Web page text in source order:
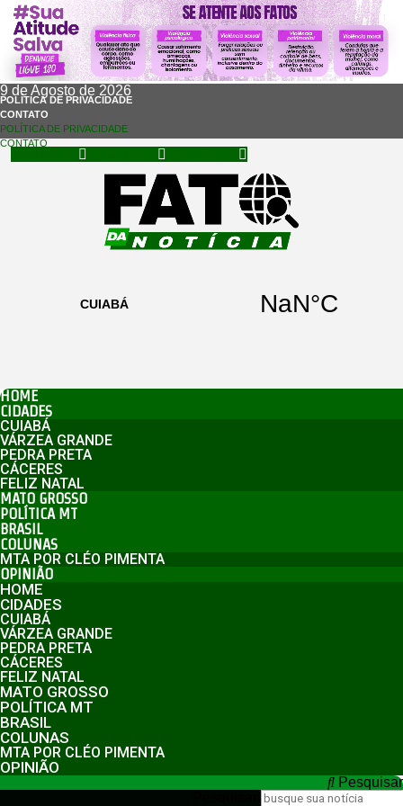
9 de Agosto de 2026
POLÍTICA DE PRIVACIDADE
CONTATO
POLÍTICA DE PRIVACIDADE
CONTATO
HOME
CIDADES
CUIABÁ
VÁRZEA GRANDE
PEDRA PRETA
CÁCERES
FELIZ NATAL
MATO GROSSO
POLÍTICA MT
BRASIL
COLUNAS
MTA POR CLÉO PIMENTA
OPINIÃO
HOME
CIDADES
CUIABÁ
VÁRZEA GRANDE
PEDRA PRETA
CÁCERES
FELIZ NATAL
MATO GROSSO
POLÍTICA MT
BRASIL
COLUNAS
MTA POR CLÉO PIMENTA
OPINIÃO
Pesquisar